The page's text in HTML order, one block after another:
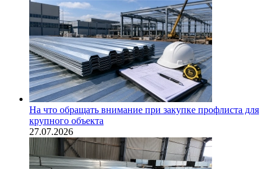
На что обращать внимание при закупке профлиста для
крупного объекта
27.07.2026